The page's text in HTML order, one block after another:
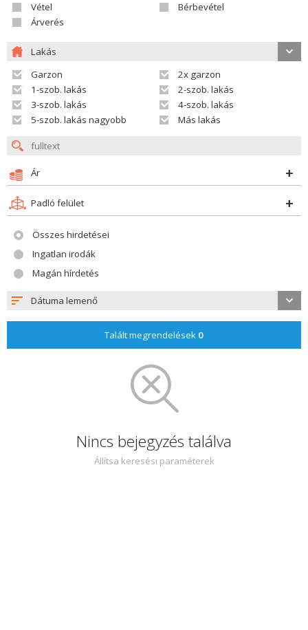
Vétel
Bérbevétel
Árverés
Lakás
Garzon
2x garzon
1-szob. lakás
2-szob. lakás
3-szob. lakás
4-szob. lakás
5-szob. lakás nagyobb
Más lakás
Ár
Padló felület
Összes hirdetései
Ingatlan irodák
Magán hírdetés
Dátuma lemenő
Talált megrendelések 0
Nincs bejegyzés találva
Állítsa keresési paraméterek